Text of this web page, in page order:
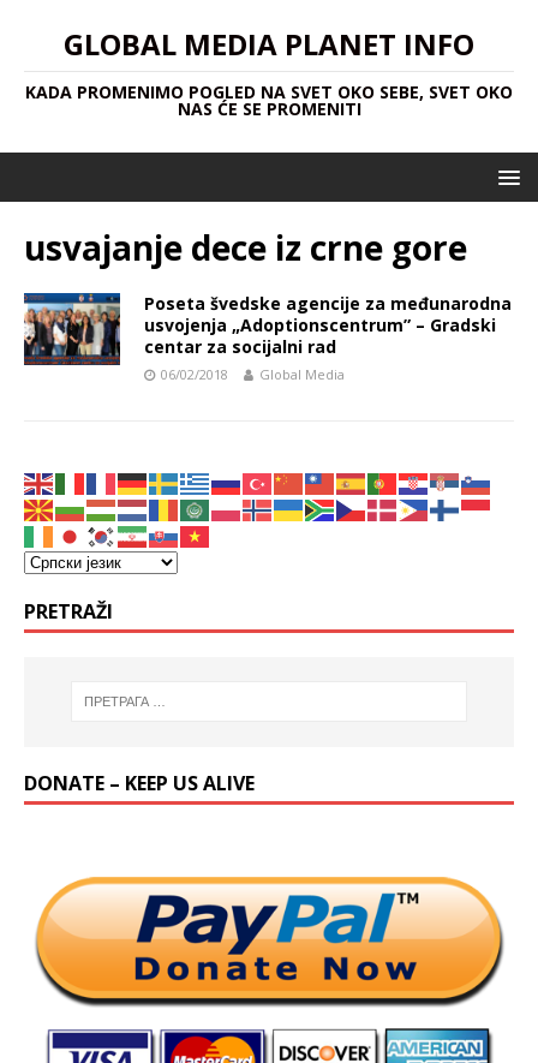
GLOBAL MEDIA PLANET INFO
KADA PROMENIMO POGLED NA SVET OKO SEBE, SVET OKO
NAS ĆE SE PROMENITI
usvajanje dece iz crne gore
Poseta švedske agencije za međunarodna
usvojenja „Adoptionscentrum” – Gradski
centar za socijalni rad
06/02/2018 Global Media
PRETRAŽI
DONATE – KEEP US ALIVE